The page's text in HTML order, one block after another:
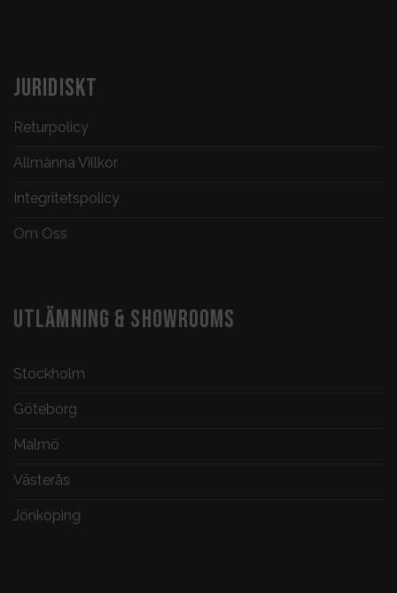
JURIDISKT
Returpolicy
Allmänna Villkor
Integritetspolicy
Om Oss
UTLÄMNING & SHOWROOMS
Stockholm
Göteborg
Malmö
Västerås
Jönköping